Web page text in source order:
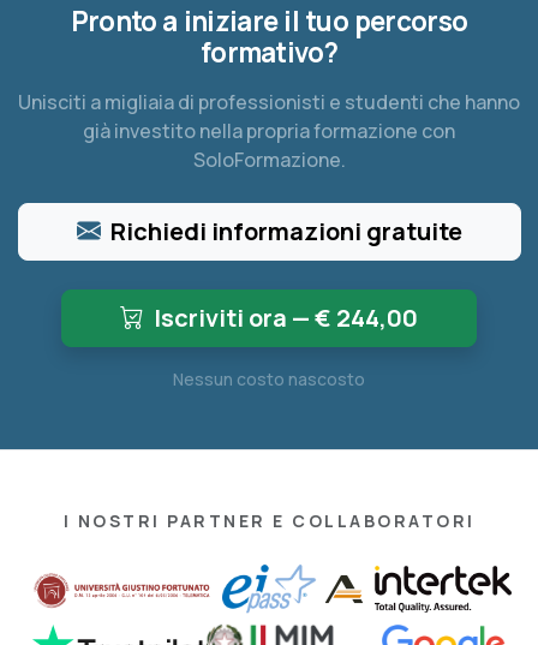
Pronto a iniziare il tuo percorso
formativo?
Unisciti a migliaia di professionisti e studenti che hanno
già investito nella propria formazione con
SoloFormazione.
Richiedi informazioni gratuite
Iscriviti ora — € 244,00
Nessun costo nascosto
I NOSTRI PARTNER E COLLABORATORI